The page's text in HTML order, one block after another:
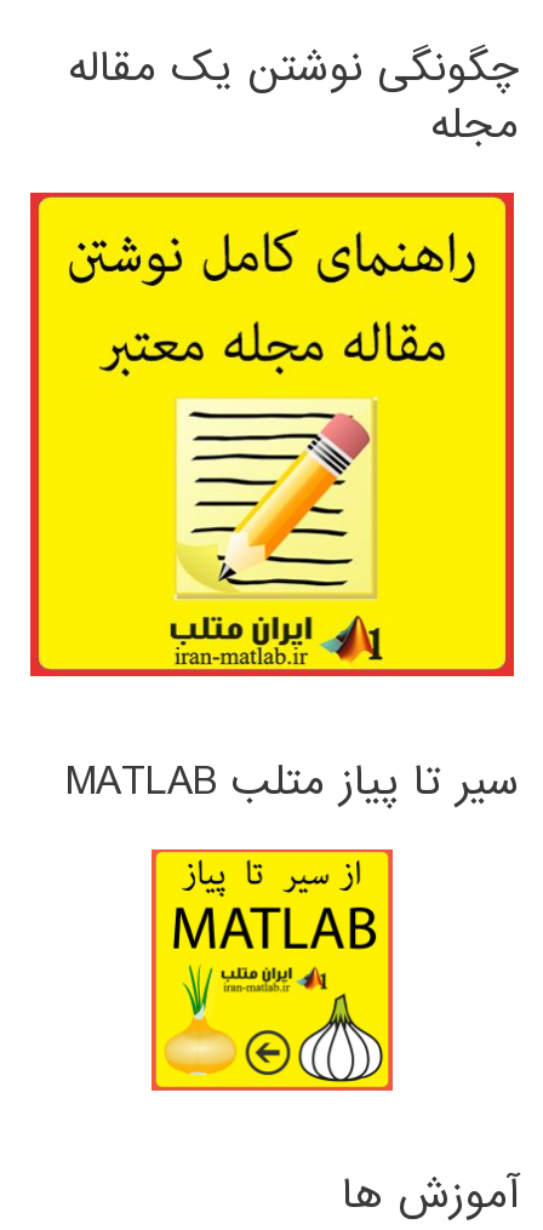
چگونگی نوشتن یک مقاله
مجله
سیر تا پیاز متلب MATLAB
آموزش ها